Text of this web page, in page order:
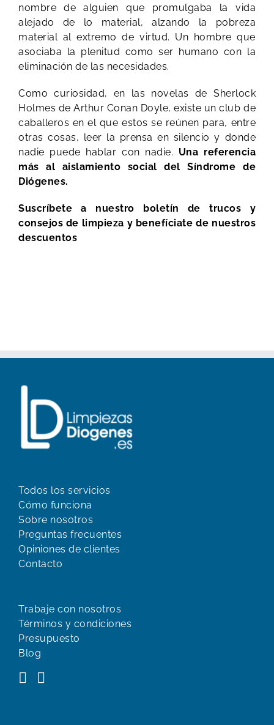
nombre de alguien que promulgaba la vida
alejado de lo material, alzando la pobreza
material al extremo de virtud. Un hombre que
asociaba la plenitud como ser humano con la
eliminación de las necesidades.
Como curiosidad, en las novelas de Sherlock
Holmes de Arthur Conan Doyle, existe un club de
caballeros en el que estos se reúnen para, entre
otras cosas, leer la prensa en silencio y donde
nadie puede hablar con nadie. Una referencia
más al aislamiento social del Síndrome de
Diógenes.
Suscríbete a nuestro boletín de trucos y
consejos de limpieza y benefíciate de nuestros
descuentos
Todos los servicios
Cómo funciona
Sobre nosotros
Preguntas frecuentes
Opiniones de clientes
Contacto
Trabaje con nosotros
Términos y condiciones
Presupuesto
Blog